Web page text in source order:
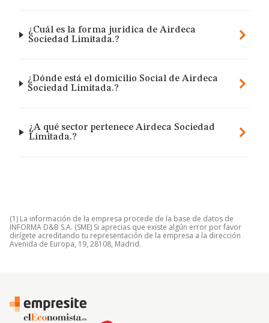
¿Cuál es la forma jurídica de Airdeca
Sociedad Limitada.?
¿Dónde está el domicilio Social de Airdeca
Sociedad Limitada.?
¿A qué sector pertenece Airdeca Sociedad
Limitada.?
(1) La información de la empresa procede de la base de datos de
INFORMA D&B S.A. (SME) Si aprecias que existe algún error por favor
dirígete acreditando tu representación de la empresa a la dirección
Avenida de Europa, 19, 28108, Madrid.